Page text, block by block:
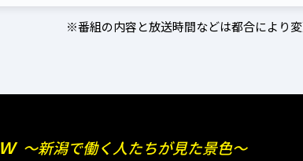
※番組の内容と放送時間などは都合により変
～新潟で働く人たちが見た景色～